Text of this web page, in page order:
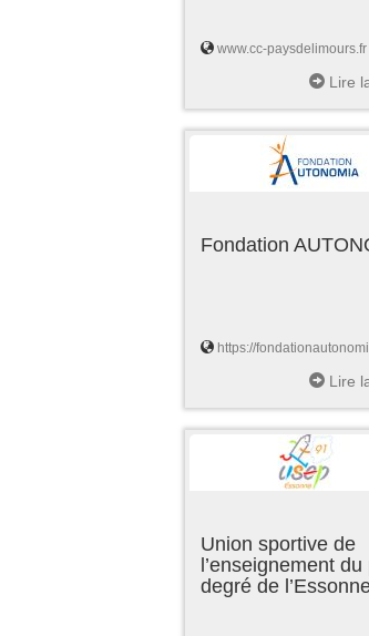
www.cc-paysdelimours.fr
Lire
Fondation
https://
Lire
Union sportive de
l’enseignement
degré de